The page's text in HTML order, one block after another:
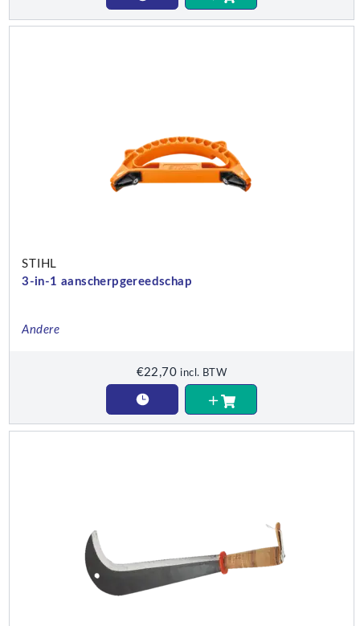
STIHL
3-in-1 aanscherpgereedschap
Andere
€22,70 incl. BTW